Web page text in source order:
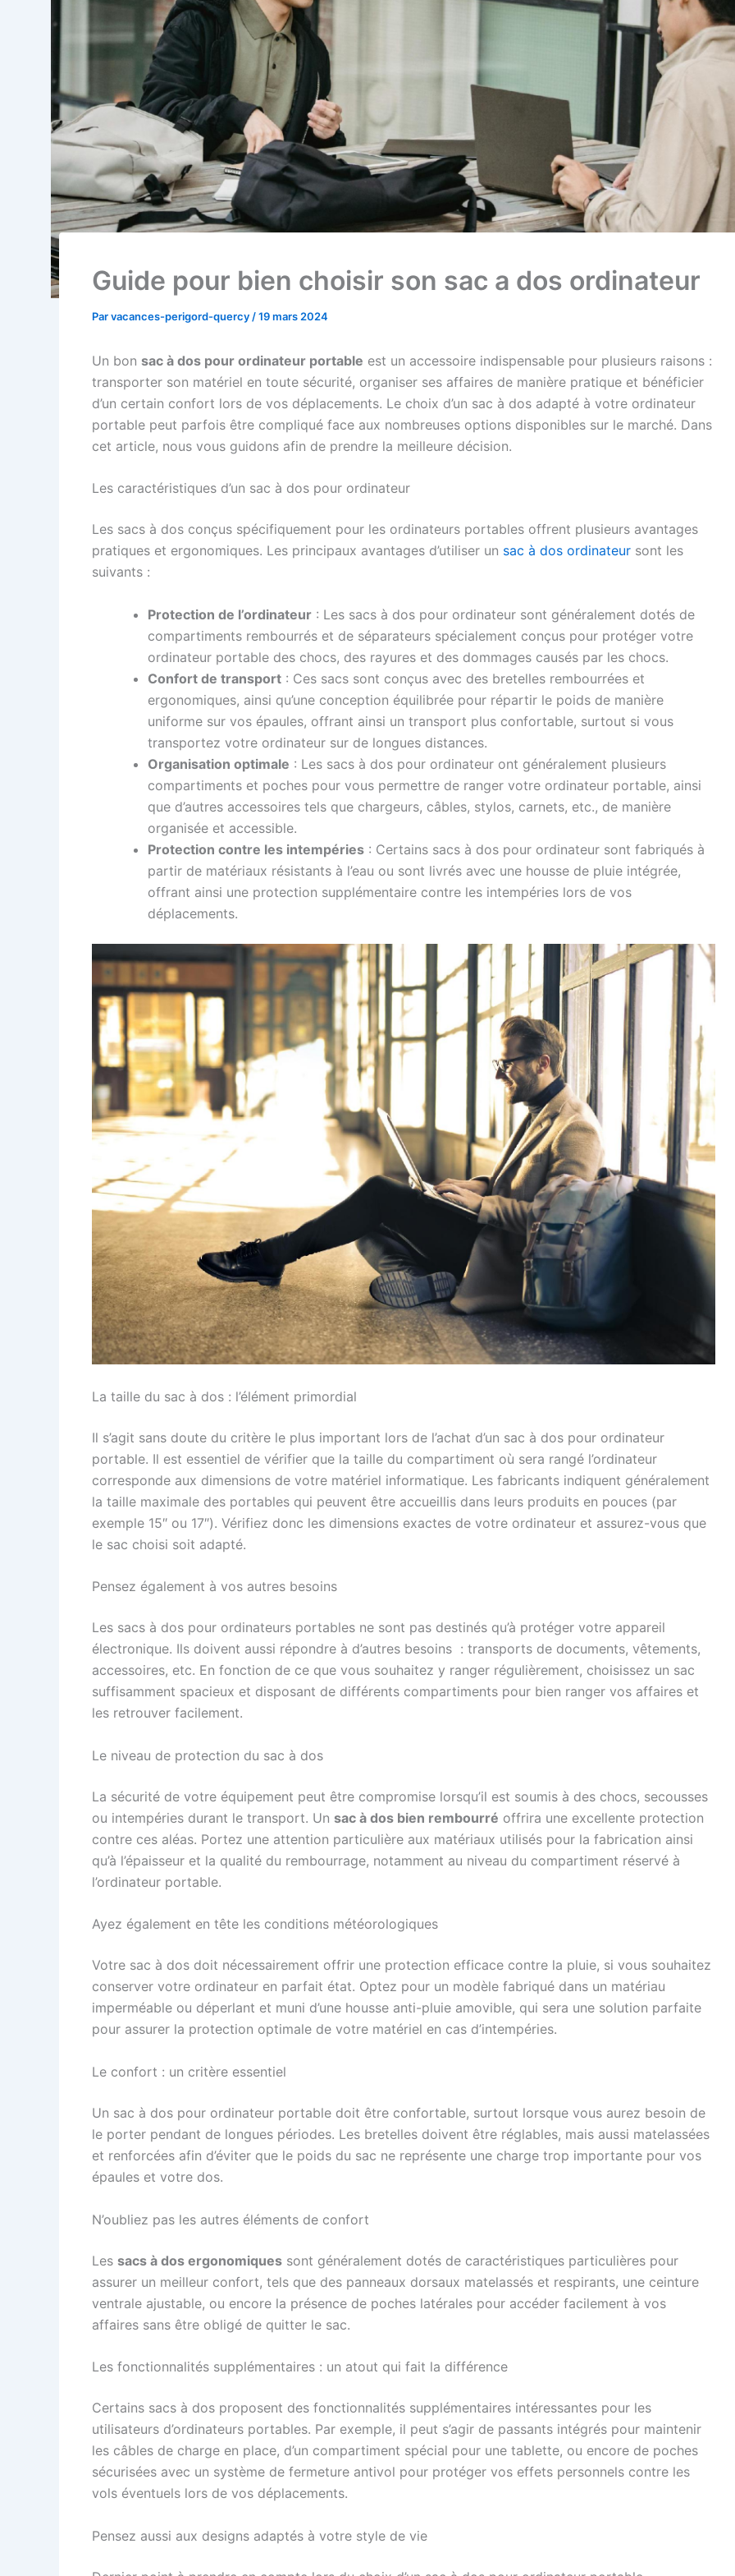
Guide pour bien choisir son sac a dos ordinateur
Parvacances-perigord-quercy /19 mars 2024
Un bon sac à dos pour ordinateur portable est un accessoire indispensable pour plusieurs raisons :
transporter son matériel en toute sécurité, organiser ses affaires de manière pratique et bénéficier
d’un certain confort lors de vos déplacements. Le choix d’un sac à dos adapté à votre ordinateur
portable peut parfois être compliqué face aux nombreuses options disponibles sur le marché. Dans
cet article, nous vous guidons afin de prendre la meilleure décision.
Les caractéristiques d’un sac à dos pour ordinateur
Les sacs à dos conçus spécifiquement pour les ordinateurs portables offrent plusieurs avantages
pratiques et ergonomiques. Les principaux avantages d’utiliser un sac à dos ordinateur sont les
suivants :
Protection de l’ordinateur : Les sacs à dos pour ordinateur sont généralement dotés de
compartiments rembourrés et de séparateurs spécialement conçus pour protéger votre
ordinateur portable des chocs, des rayures et des dommages causés par les chocs.
Confort de transport : Ces sacs sont conçus avec des bretelles rembourrées et
ergonomiques, ainsi qu’une conception équilibrée pour répartir le poids de manière
uniforme sur vos épaules, offrant ainsi un transport plus confortable, surtout si vous
transportez votre ordinateur sur de longues distances.
Organisation optimale : Les sacs à dos pour ordinateur ont généralement plusieurs
compartiments et poches pour vous permettre de ranger votre ordinateur portable, ainsi
que d’autres accessoires tels que chargeurs, câbles, stylos, carnets, etc., de manière
organisée et accessible.
Protection contre les intempéries : Certains sacs à dos pour ordinateur sont fabriqués à
partir de matériaux résistants à l’eau ou sont livrés avec une housse de pluie intégrée,
offrant ainsi une protection supplémentaire contre les intempéries lors de vos
déplacements.
La taille du sac à dos : l’élément primordial
Il s’agit sans doute du critère le plus important lors de l’achat d’un sac à dos pour ordinateur
portable. Il est essentiel de vérifier que la taille du compartiment où sera rangé l’ordinateur
corresponde aux dimensions de votre matériel informatique. Les fabricants indiquent généralement
la taille maximale des portables qui peuvent être accueillis dans leurs produits en pouces (par
exemple 15″ ou 17″). Vérifiez donc les dimensions exactes de votre ordinateur et assurez-vous que
le sac choisi soit adapté.
Pensez également à vos autres besoins
Les sacs à dos pour ordinateurs portables ne sont pas destinés qu’à protéger votre appareil
électronique. Ils doivent aussi répondre à d’autres besoins : transports de documents, vêtements,
accessoires, etc. En fonction de ce que vous souhaitez y ranger régulièrement, choisissez un sac
suffisamment spacieux et disposant de différents compartiments pour bien ranger vos affaires et
les retrouver facilement.
Le niveau de protection du sac à dos
La sécurité de votre équipement peut être compromise lorsqu’il est soumis à des chocs, secousses
ou intempéries durant le transport. Un sac à dos bien rembourré offrira une excellente protection
contre ces aléas. Portez une attention particulière aux matériaux utilisés pour la fabrication ainsi
qu’à l’épaisseur et la qualité du rembourrage, notamment au niveau du compartiment réservé à
l’ordinateur portable.
Ayez également en tête les conditions météorologiques
Votre sac à dos doit nécessairement offrir une protection efficace contre la pluie, si vous souhaitez
conserver votre ordinateur en parfait état. Optez pour un modèle fabriqué dans un matériau
imperméable ou déperlant et muni d’une housse anti-pluie amovible, qui sera une solution parfaite
pour assurer la protection optimale de votre matériel en cas d’intempéries.
Le confort : un critère essentiel
Un sac à dos pour ordinateur portable doit être confortable, surtout lorsque vous aurez besoin de
le porter pendant de longues périodes. Les bretelles doivent être réglables, mais aussi matelassées
et renforcées afin d’éviter que le poids du sac ne représente une charge trop importante pour vos
épaules et votre dos.
N’oubliez pas les autres éléments de confort
Les sacs à dos ergonomiques sont généralement dotés de caractéristiques particulières pour
assurer un meilleur confort, tels que des panneaux dorsaux matelassés et respirants, une ceinture
ventrale ajustable, ou encore la présence de poches latérales pour accéder facilement à vos
affaires sans être obligé de quitter le sac.
Les fonctionnalités supplémentaires : un atout qui fait la différence
Certains sacs à dos proposent des fonctionnalités supplémentaires intéressantes pour les
utilisateurs d’ordinateurs portables. Par exemple, il peut s’agir de passants intégrés pour maintenir
les câbles de charge en place, d’un compartiment spécial pour une tablette, ou encore de poches
sécurisées avec un système de fermeture antivol pour protéger vos effets personnels contre les
vols éventuels lors de vos déplacements.
Pensez aussi aux designs adaptés à votre style de vie